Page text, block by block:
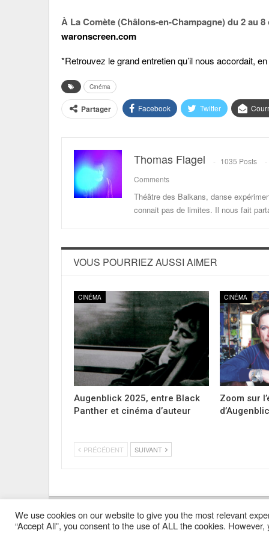
À La Comète (Châlons-en-Champagne) du 2 au
waronscreen.com
*Retrouvez le grand entretien qu’il nous accordait,
Cinéma
Partager Facebook Twitter
Thomas Flagel
1035 Posts
Comments
Théâtre des Balkans, danse
connait pas de limites. Il nous fait
VOUS POURRIEZ AUSSI AIMER
CINÉMA
Augenblick 2025, entre Black
Panther et cinéma d’auteur
CINÉMA
Zoom sur
PRÉCÉDENT SUIVANT
Mentions Légales Contacts Où Trouver Poly ?
We use cookies on our website to give you the most relevant
“Accept All”, you consent to the use of ALL the cookies.